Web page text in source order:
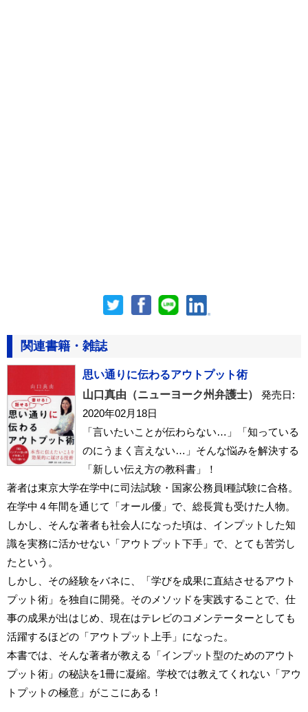
関連書籍・雑誌
思い通りに伝わるアウトプット術
山口真由（ニューヨーク州弁護士）
発売日:
2020年02月18日
「言いたいことが伝わらない…」「知っている
のにうまく言えない…」そんな悩みを解決する
「新しい伝え方の教科書」！
著者は東京大学在学中に司法試験・国家公務員I種試験に合格。
在学中４年間を通じて「オール優」で、総長賞も受けた人物。
しかし、そんな著者も社会人になった頃は、インプットした知
識を実務に活かせない「アウトプット下手」で、とても苦労し
たという。
しかし、その経験をバネに、「学びを成果に直結させるアウト
プット術」を独自に開発。そのメソッドを実践することで、仕
事の成果が出はじめ、現在はテレビのコメンテーターとしても
活躍するほどの「アウトプット上手」になった。
本書では、そんな著者が教える「インプット型のためのアウト
プット術」の秘訣を1冊に凝縮。学校では教えてくれない「アウ
トプットの極意」がここにある！